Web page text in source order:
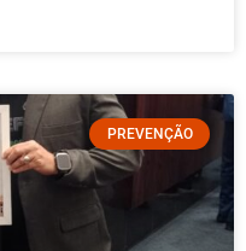
PREVENÇÃO